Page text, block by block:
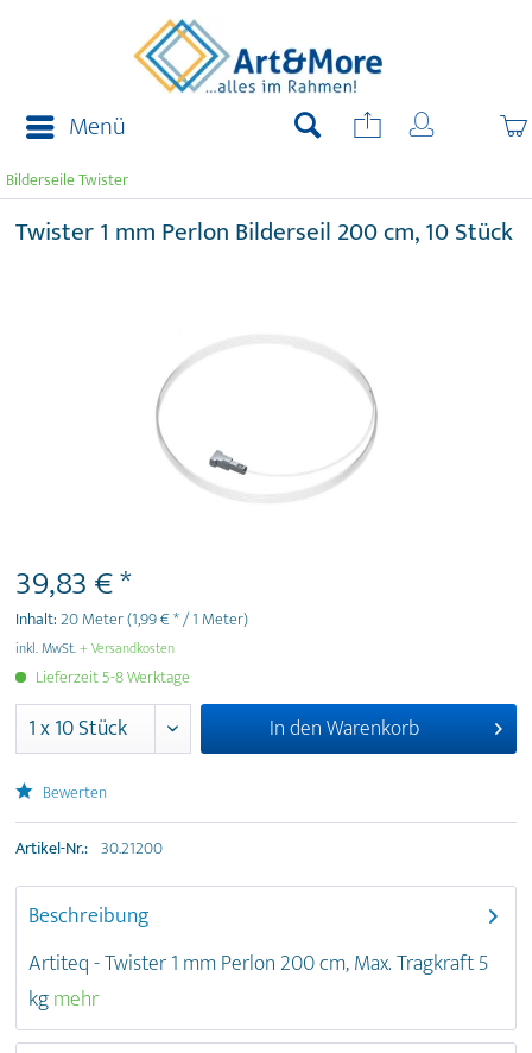
Menü
Bilderseile Twister
Twister 1 mm Perlon Bilderseil 200 cm, 10 Stück
39,83 € *
Inhalt:20 Meter(1,99 € * / 1 Meter)
inkl. MwSt.+ Versandkosten
Lieferzeit 5-8 Werktage
In denWarenkorb
Bewerten
Artikel-Nr.: 30.21200
Beschreibung
Artiteq - Twister 1 mm Perlon 200 cm, Max. Tragkraft 5
kgmehr